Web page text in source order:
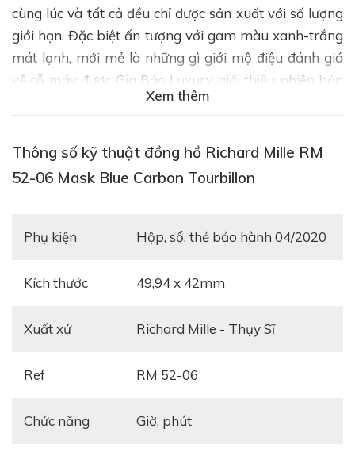
cùng lúc và tất cả đều chỉ được sản xuất với số lượng
giới hạn. Đặc biệt ấn tượng với gam màu xanh-trắng
mát lạnh, mới mẻ là những gì giới mộ điệu đánh giá
về cỗ máy được Gia Bảo Luxury giới thiệu phiên bản
Richard Mille RM 052-06 Tourbillon Mask Blue
Với triết lý tiên phong và hy vọng làm chủ những vật
Xem thêm
Thông số kỹ thuật đồng hồ Richard Mille RM
52-06 Mask Blue Carbon Tourbillon
Phụ kiện hộp, sổ, thẻ bảo hành 04/2020
Kích thước 49,94 x 42mm
Xuất xứ Richard Mille - Thụy Sĩ
Ref RM 52-06
Chức năng Giờ, phút